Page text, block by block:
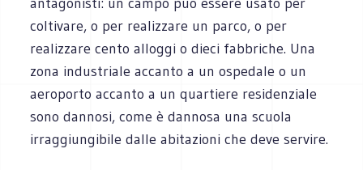
coltivare, o per realizzare un parco, o per
realizzare cento alloggi o dieci fabbriche. Una
zona industriale accanto a un ospedale o un
aeroporto accanto a un quartiere residenziale
sono dannosi, come è dannosa una scuola
irraggiungibile dalle abitazioni che deve servire.